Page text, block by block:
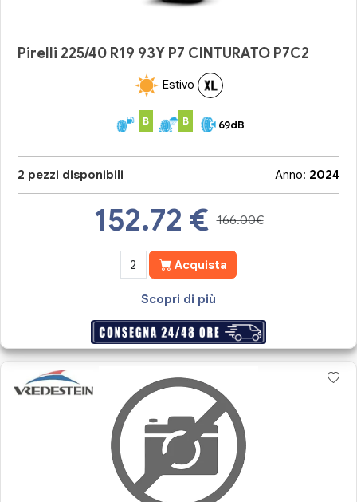
Pirelli 225/40 R19 93Y P7 CINTURATO P7C2
Estivo
B B 69dB
2 pezzi disponibili Anno: 2024
152.72 € 166.00€
Acquista
Scopri di più